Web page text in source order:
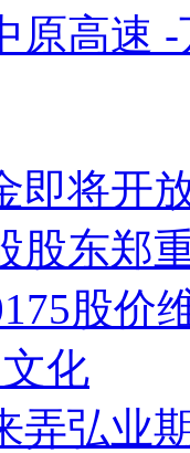
原高速
即将开
股东郑
股价
化
弄弘业